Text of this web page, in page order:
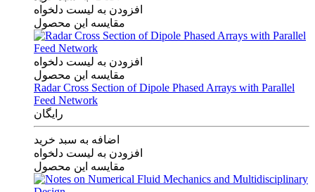
افزودن به لیست دلخواه
مقایسه این محصول
افزودن به لیست دلخواه
مقایسه این محصول
Radar Cross Section of Dipole Phased Arrays with Parallel
Feed Network
رایگان
اضافه به سبد خرید
افزودن به لیست دلخواه
مقایسه این محصول